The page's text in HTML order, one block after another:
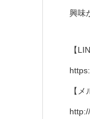
興味
【
【メ